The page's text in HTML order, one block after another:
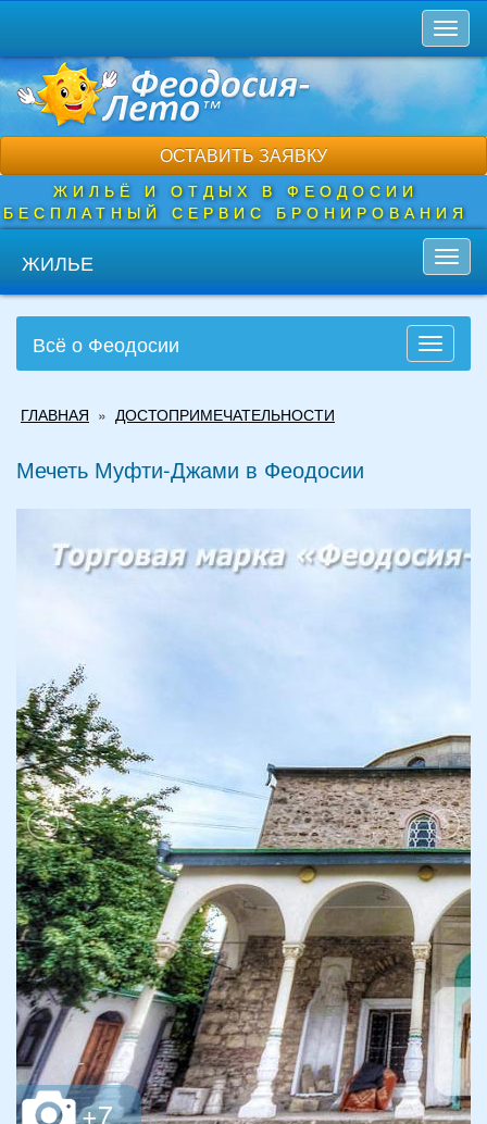
основному
содержанию
ОСТАВИТЬ ЗАЯВКУ
ЖИЛЬЁ И ОТДЫХ В ФЕОДОСИИ
БЕСПЛАТНЫЙ СЕРВИС БРОНИРОВАНИЯ
ЖИЛЬЕ
Toggle
Всё о Феодосии
здесь
ГЛАВНАЯ » ДОСТОПРИМЕЧАТЕЛЬНОСТИ
Мечеть Муфти-Джами в Феодосии